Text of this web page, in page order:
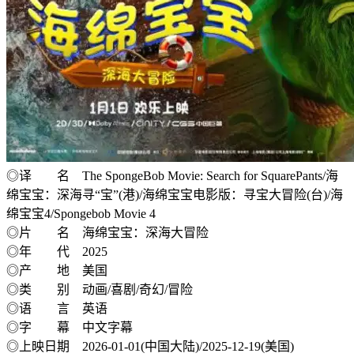
◎译 名 The SpongeBob Movie: Search for SquarePants/海
绵宝宝：深海寻“宝”(港)/海绵宝宝电影版：寻宝大冒险(台)/海
绵宝宝4/Spongebob Movie 4
◎片 名 海绵宝宝：深海大冒险
◎年 代 2025
◎产 地 美国
◎类 别 动画/喜剧/奇幻/冒险
◎语 言 英语
◎字 幕 中文字幕
◎上映日期 2026-01-01(中国大陆)/2025-12-19(美国)